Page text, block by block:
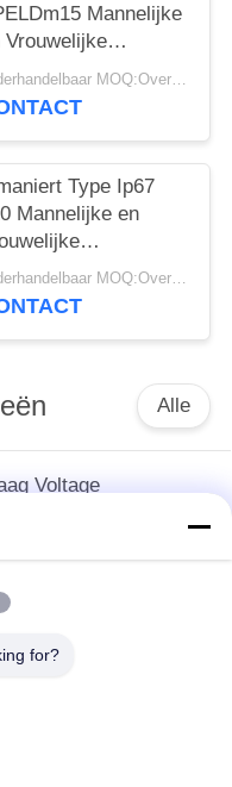
Mannelijke
Vrouwelijke
onderhandelbaar MOQ:Overeen te komen
Type Ip67
Mannelijke en
onderhandelbaar MOQ:Overeen te komen
Alle
Voltage
for?